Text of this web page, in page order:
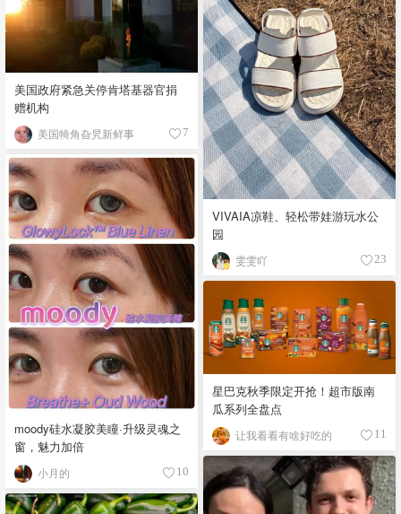
VIVAIA凉鞋、轻松带娃游玩水公
园
雯雯吖 23
美国政府紧急关停肯塔基器官捐
赠机构
美国犄角旮旯新鲜事 7
moody硅水凝胶美瞳·升级灵魂之
窗，魅力加倍
小月的 10
星巴克秋季限定开抢！超市版南
瓜系列全盘点
让我看看有啥好吃的 11